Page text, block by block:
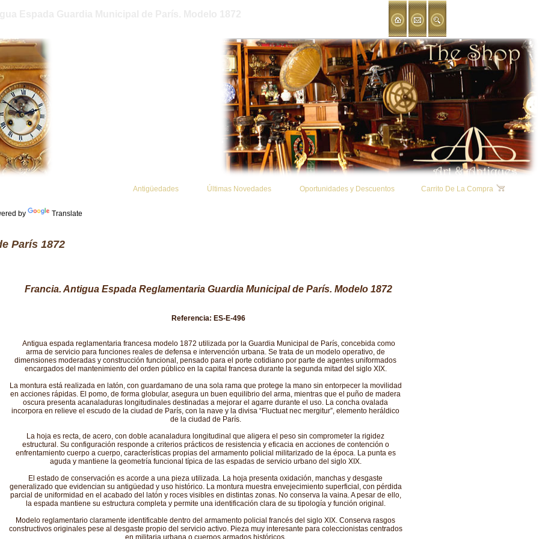
by Translate
Antigüedades Últimas Novedades Oportunidades y Descuentos Carrito De La Compra
París 1872
Francia. Antigua Espada Reglamentaria Guardia Municipal de París. Modelo 1872
Referencia: ES-E-496
Antigua espada reglamentaria francesa modelo 1872 utilizada por la Guardia Municipal de París, concebida como
arma de servicio para funciones reales de defensa e intervención urbana. Se trata de un modelo operativo, de
dimensiones moderadas y construcción funcional, pensado para el porte cotidiano por parte de agentes uniformados
encargados del mantenimiento del orden público en la capital francesa durante la segunda mitad del siglo XIX.
La montura está realizada en latón, con guardamano de una sola rama que protege la mano sin entorpecer la movilidad
en acciones rápidas. El pomo, de forma globular, asegura un buen equilibrio del arma, mientras que el puño de madera
oscura presenta acanaladuras longitudinales destinadas a mejorar el agarre durante el uso. La concha ovalada
incorpora en relieve el escudo de la ciudad de París, con la nave y la divisa “Fluctuat nec mergitur”, elemento heráldico
de la ciudad de París.
La hoja es recta, de acero, con doble acanaladura longitudinal que aligera el peso sin comprometer la rigidez
estructural. Su configuración responde a criterios prácticos de resistencia y eficacia en acciones de contención o
enfrentamiento cuerpo a cuerpo, características propias del armamento policial militarizado de la época. La punta es
aguda y mantiene la geometría funcional típica de las espadas de servicio urbano del siglo XIX.
El estado de conservación es acorde a una pieza utilizada. La hoja presenta oxidación, manchas y desgaste
generalizado que evidencian su antigüedad y uso histórico. La montura muestra envejecimiento superficial, con pérdida
parcial de uniformidad en el acabado del latón y roces visibles en distintas zonas. No conserva la vaina. A pesar de ello,
la espada mantiene su estructura completa y permite una identificación clara de su tipología y función original.
Modelo reglamentario claramente identificable dentro del armamento policial francés del siglo XIX. Conserva rasgos
constructivos originales pese al desgaste propio del servicio activo. Pieza muy interesante para coleccionistas centrados
en militaria urbana o cuerpos armados históricos.